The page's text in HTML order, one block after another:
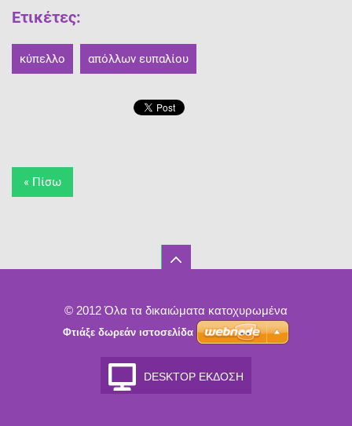
Ετικέτες:
κύπελλο απόλλων ευπαλίου
« Πίσω
© 2012 Όλα τα δικαιώματα κατοχυρωμένα
Φτιάξε δωρεάν ιστοσελίδα
DESKTOP ΈΚΔΟΣΗ